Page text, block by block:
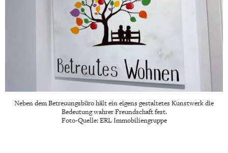
Neben dem Betreuungsbüro hält ein eigens gestaltetes Kunstwerk die
Bedeutung wahrer Freundschaft fest.
Foto-Quelle: ERL Immobiliengruppe